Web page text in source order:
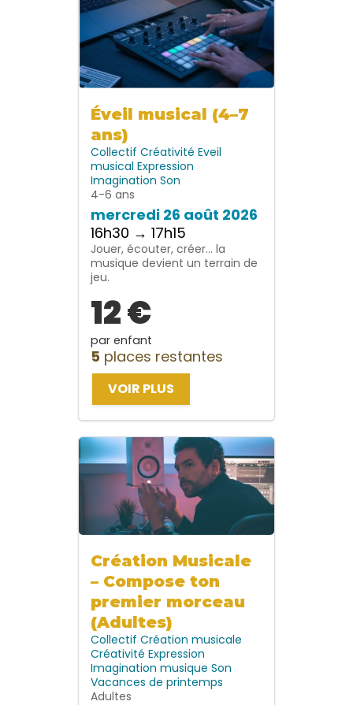
Éveil musical (4–7
ans)
Collectif Créativité Eveil
musical Expression
Imagination Son
4-6 ans
mercredi 26 août 2026
16h30 → 17h15
Jouer, écouter, créer… la
musique devient un terrain de
jeu.
12 €
par enfant
5 places restantes
VOIR PLUS
Création Musicale
– Compose ton
premier morceau
(Adultes)
Collectif Création musicale
Créativité Expression
Imagination musique Son
Vacances de printemps
Adultes